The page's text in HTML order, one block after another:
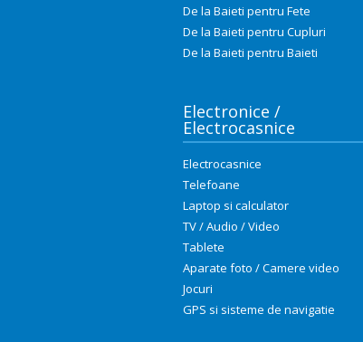
De la Baieti pentru Fete
De la Baieti pentru Cupluri
De la Baieti pentru Baieti
Electronice /
Electrocasnice
Electrocasnice
Telefoane
Laptop si calculator
TV / Audio / Video
Tablete
Aparate foto / Camere video
Jocuri
GPS si sisteme de navigatie